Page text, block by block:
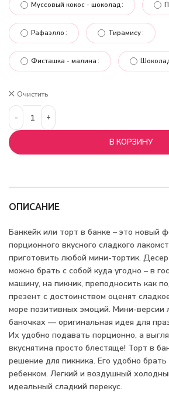
Муссовый кокос - шоколад
Рафаэлло Тирамису
Фисташка - малина
Очистить
В КОРЗИНУ
ОПИСАНИЕ
Банкейк или торт в банке – это новый
порционного вкусного сладкого
приготовить любой мини-тортик.
можно брать с собой куда угодно – в
машину, на пикник, преподносить как
презент с достоинством оценят
море позитивных эмоций. Мини-версии
баночках — оригинальная идея для
Их удобно подавать порционно, а
вкуснятина просто блестяще! Торт в
решение для пикника. Его удобно брать
ребенком. Легкий и воздушный
идеальный сладкий перекус.